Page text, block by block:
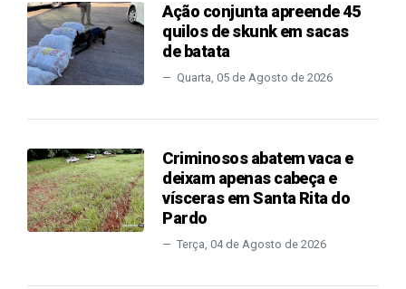
Ação conjunta apreende 45
quilos de skunk em sacas
de batata
Quarta, 05 de Agosto de 2026
Criminosos abatem vaca e
deixam apenas cabeça e
vísceras em Santa Rita do
Pardo
Terça, 04 de Agosto de 2026